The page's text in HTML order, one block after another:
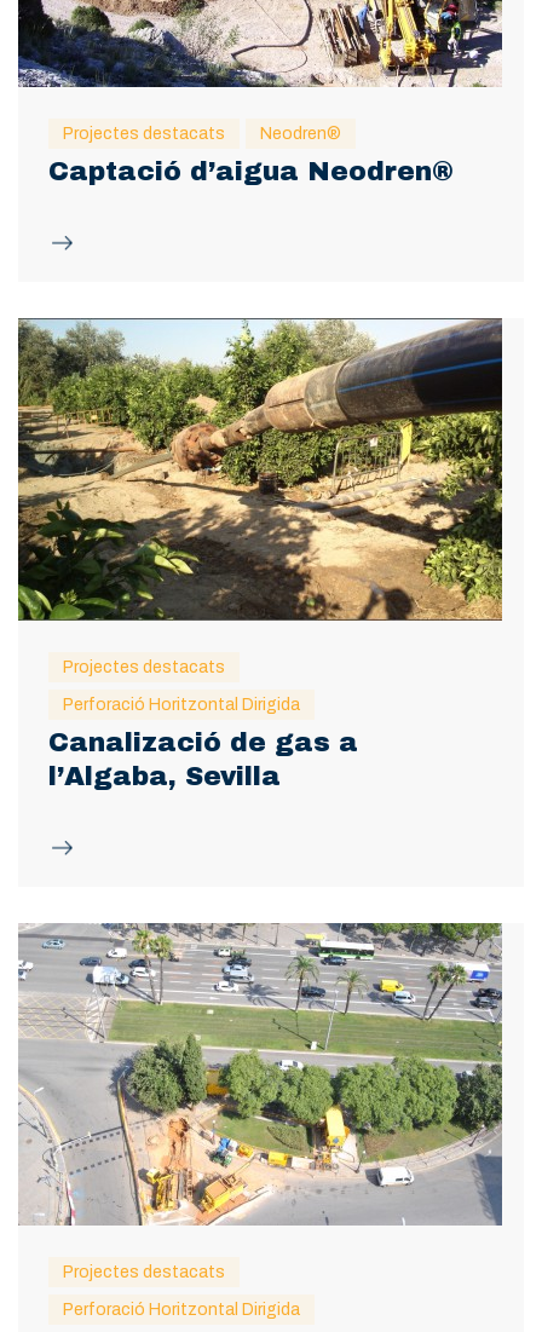
Projectes destacats Neodren®
Captació d’aigua Neodren®
Projectes destacats
Perforació Horitzontal Dirigida
Canalizació de gas a
l’Algaba, Sevilla
Projectes destacats
Perforació Horitzontal Dirigida